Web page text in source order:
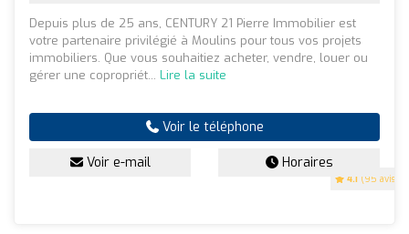
4.1 (95 avis)
Depuis plus de 25 ans, CENTURY 21 Pierre Immobilier est
votre partenaire privilégié à Moulins pour tous vos projets
immobiliers. Que vous souhaitiez acheter, vendre, louer ou
gérer une copropriét... Lire la suite
Voir le téléphone
Voir e-mail Horaires